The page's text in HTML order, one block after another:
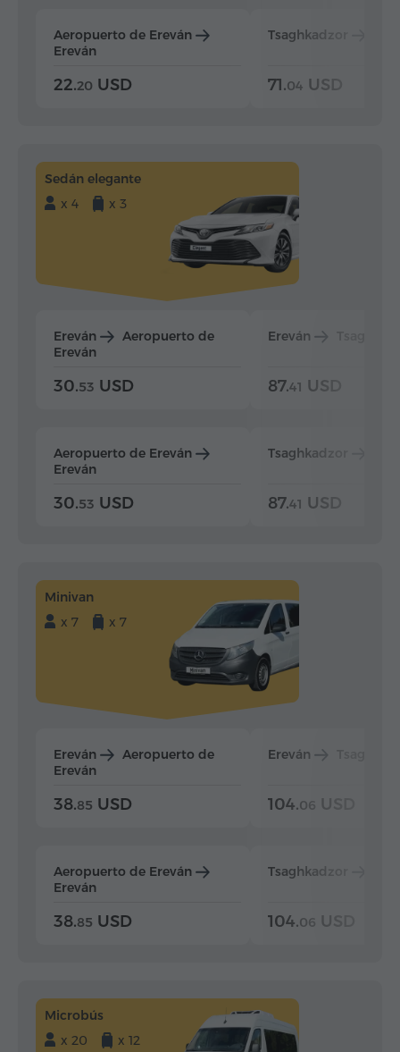
Aeropuerto de Ereván
Ereván
22.20 USD
Tsaghkadzor
71.04 USD
Sedán elegante
x 4
x 3
Ereván
Aeropuerto de
Ereván
30.53 USD
Aeropuerto de Ereván
Ereván
30.53 USD
Ereván
87.41 USD
Tsaghkadzor
87.41 USD
Minivan
x 7
x 7
Ereván
Aeropuerto de
Ereván
38.85 USD
Aeropuerto de Ereván
Ereván
38.85 USD
Ereván
104.06 USD
Tsaghkadzor
104.06 USD
Microbús
x 20
x 12